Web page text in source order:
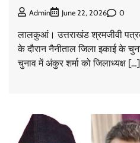
Admin June 22, 2026 0
लालकुआं। उत्तराखंड श्रमजीवी
के दौरान नैनीताल जिला इकाई के
चुनाव में अंकुर शर्मा को जिलाध्यक्ष […]